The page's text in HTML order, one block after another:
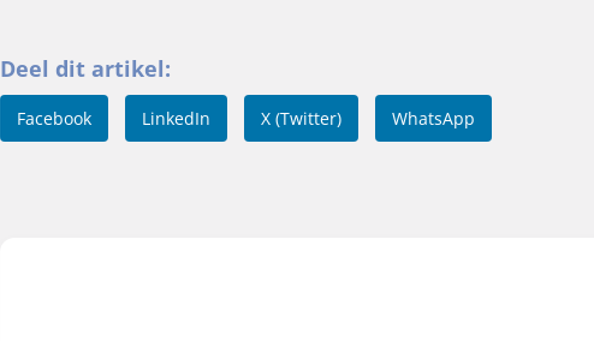
Deel dit artikel:
Facebook LinkedIn X (Twitter) WhatsApp